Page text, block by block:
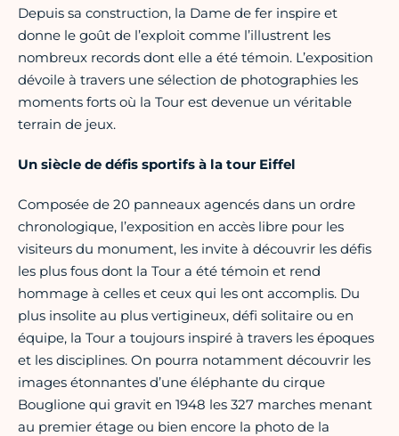
Depuis sa construction, la Dame de fer inspire et
donne le goût de l’exploit comme l’illustrent les
nombreux records dont elle a été témoin. L’exposition
dévoile à travers une sélection de photographies les
moments forts où la Tour est devenue un véritable
terrain de jeux.
Un siècle de défis sportifs à la tour Eiffel
Composée de 20 panneaux agencés dans un ordre
chronologique, l’exposition en accès libre pour les
visiteurs du monument, les invite à découvrir les défis
les plus fous dont la Tour a été témoin et rend
hommage à celles et ceux qui les ont accomplis. Du
plus insolite au plus vertigineux, défi solitaire ou en
équipe, la Tour a toujours inspiré à travers les époques
et les disciplines. On pourra notamment découvrir les
images étonnantes d’une éléphante du cirque
Bouglione qui gravit en 1948 les 327 marches menant
au premier étage ou bien encore la photo de la